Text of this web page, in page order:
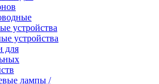
устройства
устройства
для
лампы /